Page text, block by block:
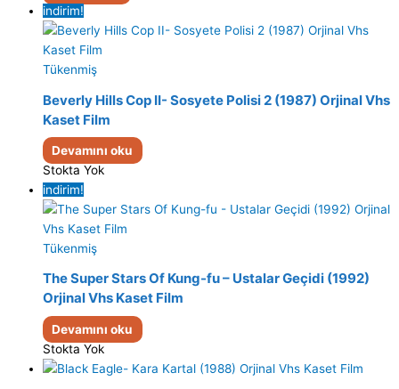
indirim!
Tükenmiş
Beverly Hills Cop II- Sosyete Polisi 2 (1987) Orjinal Vhs
Kaset Film
Devamını oku
Stokta Yok
indirim!
Tükenmiş
The Super Stars Of Kung-fu – Ustalar Geçidi (1992)
Orjinal Vhs Kaset Film
Devamını oku
Stokta Yok